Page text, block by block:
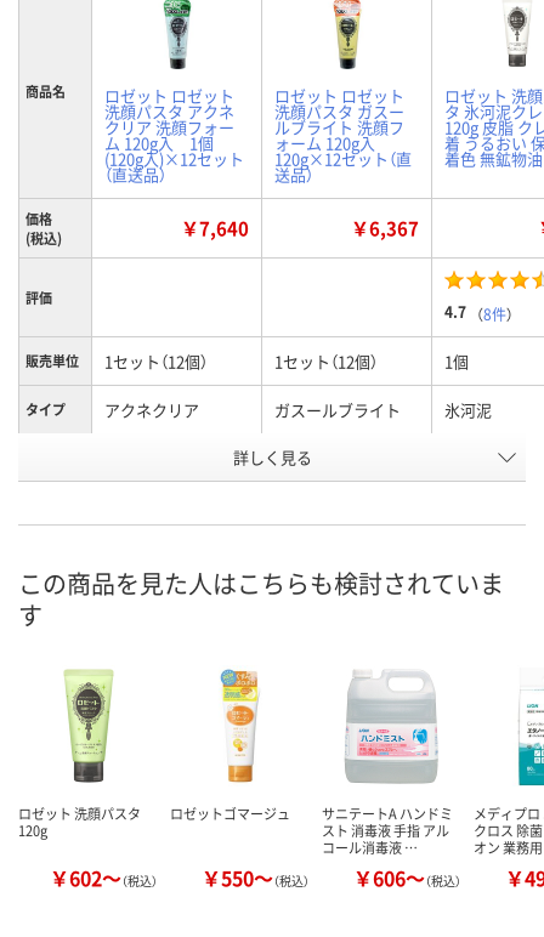
商品名 ロゼット ロゼット
洗顔パスタ アクネ
クリア 洗顔フォー
ム 120g入 1個
(120g入)×12セット
（直送品）
ロゼット ロゼット
洗顔パスタ ガスー
ルブライト 洗顔フ
ォーム 120g入
120g×12セット（直
送品）
ロゼット 洗
タ 氷河泥ク
120g 皮脂 ク
着 うるおい
着色 無鉱物油
価格
(税込)
￥7,640 ￥6,367
評価
4.7 （8件）
販売単位 1セット（12個） 1セット（12個） 1個
タイプ アクネクリア ガスールブライト 氷河泥
U255489 EP26882
した
詳しく見る
この商品を見た人はこちらも検討されていま
す
ロゼット 洗顔パスタ
120g
￥602～（税込）
ロゼットゴマージュ
￥550～（税込）
サニテートA ハンドミ
スト 消毒液 手指 アル
コール消毒液 …
￥606～（税込）
メディプ
クロス 除
オン 業務用
￥